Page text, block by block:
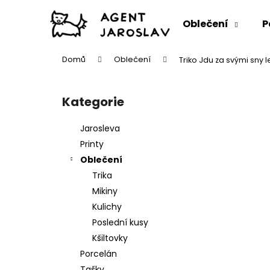
Oblečení
Domů Oblečení Triko Jdu za svými sny
Přeskočit
kategorie
Kategorie
Jarosleva
Printy
Oblečení
Trika
Mikiny
Kulichy
Poslední kusy
Kšiltovky
Porcelán
Zpět
obchodu
Zpět
obchodu